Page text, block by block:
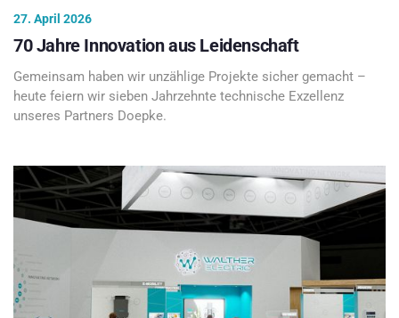
27. April 2026
70 Jahre Innovation aus Leidenschaft
Gemeinsam haben wir unzählige Projekte sicher gemacht –
heute feiern wir sieben Jahrzehnte technische Exzellenz
unseres Partners Doepke.